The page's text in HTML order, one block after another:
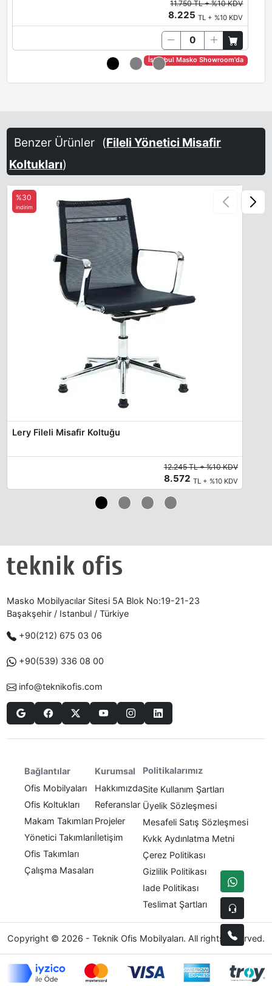
11.750 TL + %10 KDV
8.225TL + %10 KDV
İstanbul Masko Showroom'da
Benzer Ürünler (Fileli Yönetici Misafir
Koltukları)
Lery Fileli Misafir Koltuğu
%30
indirim
12.245 TL + %10 KDV
8.572 TL + %10 KDV
Masko Mobilyacılar Sitesi 5A Blok No:19-21-23
Başakşehir / Istanbul / Türkiye
+90(212) 675 03 06
+90(539) 336 08 00
info@teknikofis.com
Bağlantılar
Ofis Mobilyaları
Ofis Koltukları
Makam Takımları
Yönetici Takımları
Ofis Takımları
Çalışma Masaları
Kurumsal
Hakkımızda
Referanslar
Projeler
İletişim
Politikalarımız
Site Kullanım Şartları
Üyelik Sözleşmesi
Mesafeli Satış Sözleşmesi
Kvkk Aydınlatma Metni
Çerez Politikası
Gizlilik Politikası
Iade Politikası
Teslimat Şartları
Copyright © 2026 - Teknik Ofis Mobilyaları. All rights reserved.